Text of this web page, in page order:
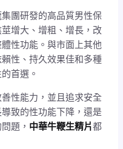
團研發的高品質男性保
增大、增粗、增長，改
性功能。與市面上其他
性、持久效果佳和多種
首選。
性能力，並且追求安全
致的性功能下降，還是
題， 中華牛鞭生精片都